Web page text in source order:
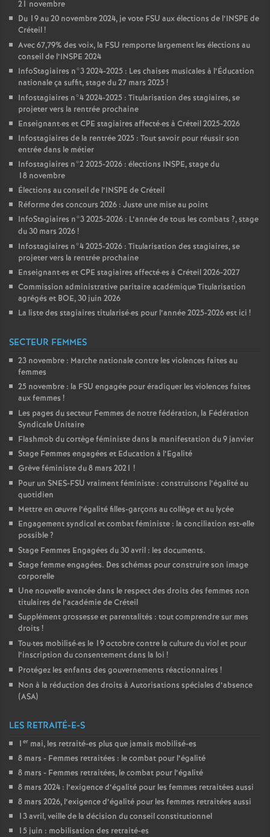
21 novembre
Du 19 au 20 novembre 2024, je vote FSU aux élections de l’INSPE de
Créteil!
Avec 67,79% des voix, la FSU remporte largement les élections au
conseil de l’INSPE 2024
InfoStagiaires n°3 2024-2025 : Les chaises musicales à l’Éducation
nationale ça suffit, stage du 27 mars 2025!
Infostagiaires n°4 2024-2025 : Titularisation des stagiaires, se
projeter vers la rentrée prochaine
Enseignant·es etCPE stagiaires affecté·es à Créteil 2025-2026
Infostagiaires de la rentrée 2025 : Tout savoir pour réussir son
entrée dans le métier
Infostagiaires n°2 2025-2026 : élections INSPE, stage du
18 novembre
Élections au conseil de l’INSPE de Créteil
Réforme des concours 2026 : Juste une mise au point
InfoStagiaires n°3 2025-2026 : L’année de tous les combats ?, stage
du 30 mars 2026!
Infostagiaires n°4 2025-2026 : Titularisation des stagiaires, se
projeter vers la rentrée prochaine
Enseignant·es etCPE stagiaires affecté·es à Créteil 2026-2027
Commission administrative paritaire académique Titularisation
agrégés et BOE, 30 juin 2026
La liste des stagiaires titularisé·es pour l’année 2025-2026 est ici !
SECTEUR FEMMES
23 novembre : Marche nationale contre les violences faites au
femmes
25 novembre : la FSU engagée pour éradiquer les violences faites
aux femmes !
Les pages du secteur Femmes de notre fédération, la Fédération
Syndicale Unitaire
Flashmob du cortège féministe dans la manifestation du 9 janvier
Stage Femmes engagées et Education à l’Egalité
Grève féministe du 8 mars 2021 !
Pour un SNES-FSU vraiment féministe : construisons l’égalité au
quotidien
Mettre en œuvre l’égalité filles-garçons au collège et au lycée
Engagement syndical et combat féministe : la conciliation est-elle
possible?
Stage Femmes Engagées du 30 avril : les documents.
Stage femme engagées. Des schémas pour construire son image
corporelle
Une nouvelle avancée dans le respect des droits des femmes non
titulaires de l’académie de Créteil
Supplément grossesse et parentalités : tout comprendre sur mes
droits !
Tou·tes mobilisé·es le 19 octobre contre la culture du viol et pour
l’inscription du consentement dans la loi !
Protégez les enfants des gouvernements réactionnaires !
Non à la réduction des droits à Autorisations spéciales d’absence
(ASA)
LES RETRAITÉ-E-S
1 er mai, les retraité-es plus que jamais mobilisé-es
8 mars - Femmes retraitées : le combat pour l’égalité
8 mars - Femmes retraitées, le combat pour l’égalité
8 mars 2024 : l’exigence d’égalité pour les femmes retraitées aussi
8 mars 2026, l’exigence d’égalité pour les femmes retraitées aussi
13 avril, veille de la décision du conseil constitutionnel
15 juin : mobilisation des retraité-es